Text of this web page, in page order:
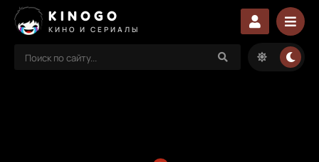
KINOGO
КИНО И СЕРИАЛЫ